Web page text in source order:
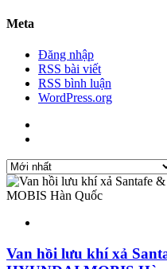
Meta
Đăng nhập
RSS bài viết
RSS bình luận
WordPress.org
Van hồi lưu khí xả